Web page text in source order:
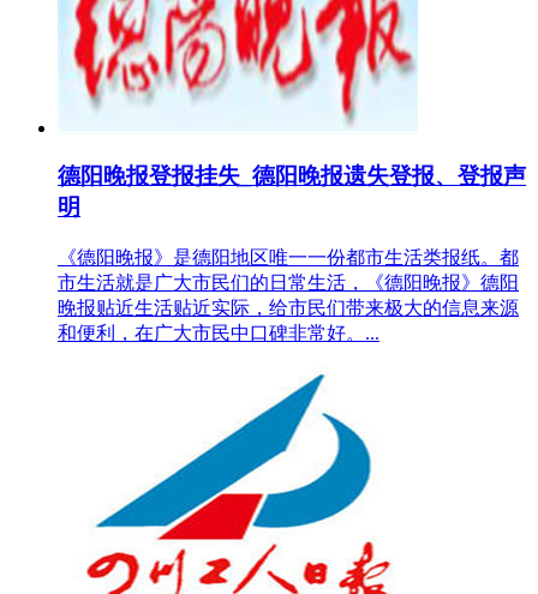
德阳晚报登报挂失_德阳晚报遗失登报、登报声
明
《德阳晚报》是德阳地区唯一一份都市生活类报纸。都
市生活就是广大市民们的日常生活，《德阳晚报》德阳
晚报贴近生活贴近实际，给市民们带来极大的信息来源
和便利，在广大市民中口碑非常好。...